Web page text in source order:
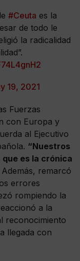
#Ceuta es la
de todo le
la radicalidad
19, 2021
Fuerzas
con Europa y
al Ejecutivo
“Nuestros
es la crónica
Además, remarcó
errores
rompiendo la
a la
reconocimiento
llegada con